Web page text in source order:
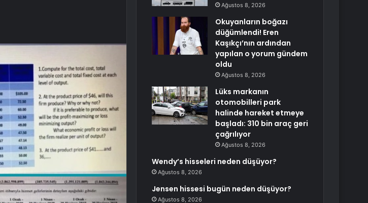
Ağustos 8, 2026
Okuyanların boğazı
düğümlendi! Eren
Kaşıkçı’nın ardından
yapılan o yorum gündem
oldu
Ağustos 8, 2026
Lüks markanın
otomobilleri park
halinde hareket etmeye
başladı: 310 bin araç geri
çağrılıyor
Ağustos 8, 2026
Wendy’s hisseleri neden düşüyor?
Ağustos 8, 2026
Jensen hissesi bugün neden düşüyor?
Ağustos 8, 2026